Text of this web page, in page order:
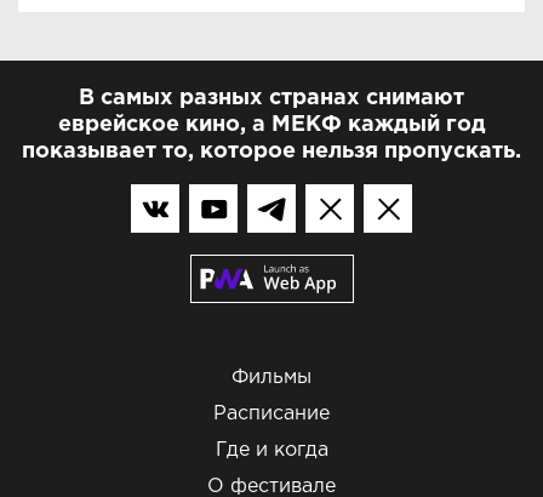
В самых разных странах снимают
еврейское кино, а МЕКФ каждый год
показывает то, которое нельзя пропускать.
Фильмы
Расписание
Где и когда
О фестивале